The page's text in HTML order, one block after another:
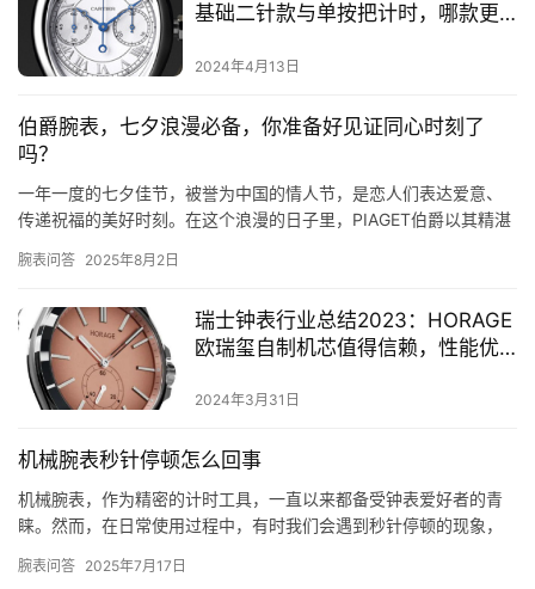
基础二针款与单按把计时，哪款更
2024年4月13日
伯爵腕表，七夕浪漫必备，你准备好见证同心时刻了
吗？
一年一度的七夕佳节，被誉为中国的情人节，是恋人们表达爱意、
传递祝福的美好时刻。在这个浪漫的日子里，PIAGET伯爵以其精湛
腕表问答 2025年8月2日
瑞士钟表行业总结2023：HORAGE
欧瑞玺自制机芯值得信赖，性能优
立制表的快乐！
2024年3月31日
机械腕表秒针停顿怎么回事
机械腕表，作为精密的计时工具，一直以来都备受钟表爱好者的青
睐。然而，在日常使用过程中，有时我们会遇到秒针停顿的现象，
械腕…
腕表问答 2025年7月17日